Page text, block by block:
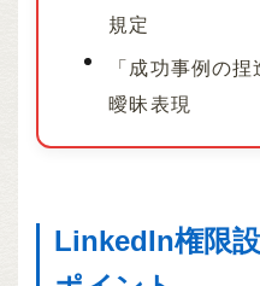
規定
「成功事例の
曖昧表現
LinkedIn権限